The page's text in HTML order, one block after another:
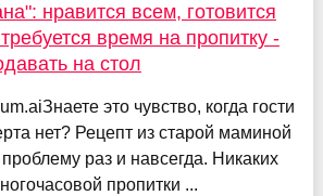
нравится всем, готовится
время на пропитку -
на стол
это чувство, когда гости
нет? Рецепт из старой маминой
раз и навсегда. Никаких
пропитки ...